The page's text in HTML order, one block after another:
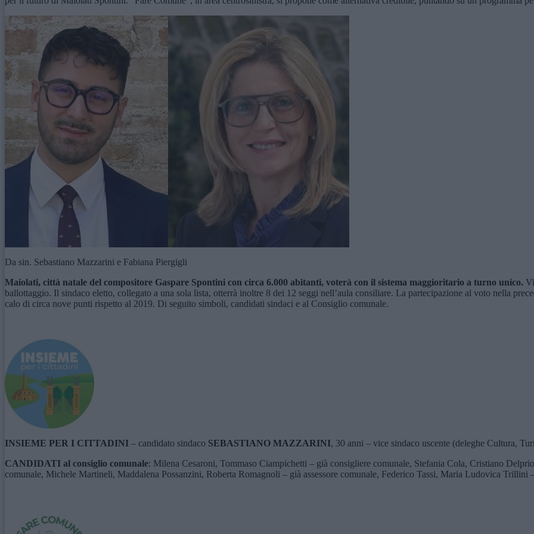
Da sin. Sebastiano Mazzarini e Fabiana Piergigli
Maiolati, città natale del compositore Gaspare Spontini con circa 6.000 abitanti, voterà con il sistema maggioritario a turno unico.
ballottaggio. Il sindaco eletto, collegato a una sola lista, otterrà inoltre 8 dei 12 seggi nell’aula consiliare. La partecipazione al voto nella
calo di circa nove punti rispetto al 2019. Di seguito simboli, candidati sindaci e al Consiglio comunale.
INSIEME PER I CITTADINI – candidato sindaco SEBASTIANO MAZZARINI, 30 anni – vice sindaco uscente (deleghe Cultura,
CANDIDATI al consiglio comunale: Milena Cesaroni, Tommaso Ciampichetti – già consigliere comunale, Stefania Cola, Cristiano
comunale, Michele Martineli, Maddalena Possanzini, Roberta Romagnoli – già assessore comunale, Federico Tassi, Maria Ludovica Trillini